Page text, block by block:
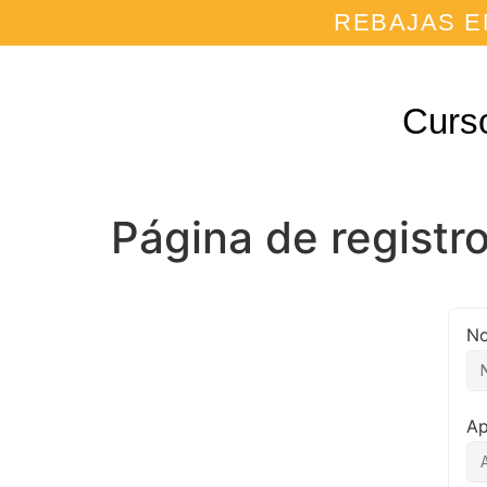
REBAJAS
Página de